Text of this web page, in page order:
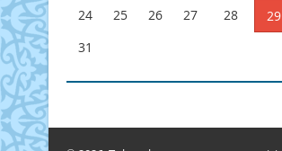
24
25 26 27 28 29
31